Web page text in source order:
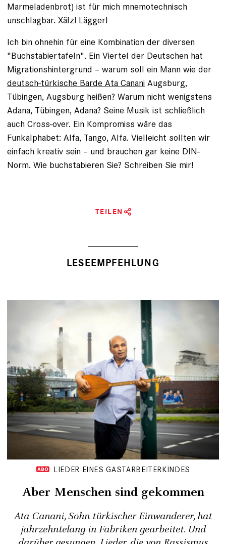
Marmeladenbrot) ist für mich mnemotechnisch
unschlagbar. Xälz! Lägger!
Ich bin ohnehin für eine Kombination der diversen
"Buchstabiertafeln". Ein Viertel der Deutschen hat
Migrationshintergrund – warum soll ein Mann wie der
deutsch-­türkische Barde Ata Canani Augsburg,
Tübingen, Augsburg heißen? Warum nicht wenigstens
Adana, Tübingen, Adana? Seine Musik ist schließlich
auch Cross-over. Ein Kompromiss wäre das
Funkalphabet: Alfa, Tango, Alfa. Vielleicht sollten wir
einfach kreativ sein – und brauchen gar keine DIN-
Norm. Wie buchstabieren Sie? Schreiben Sie mir!
TEILEN
LESEEMPFEHLUNG
LIEDER EINES GASTARBEITERKINDES
Aber Menschen sind gekommen
Ata Canani, Sohn türkischer Einwanderer, hat
jahrzehntelang in Fabriken gearbeitet. Und